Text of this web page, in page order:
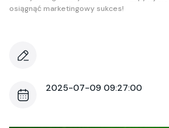
osiągnąć marketingowy sukces!
2025-07-09 09:27:00